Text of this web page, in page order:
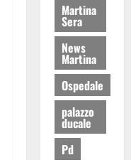
Martina
Sera
News
Martina
Ospedale
palazzo
ducale
Pd